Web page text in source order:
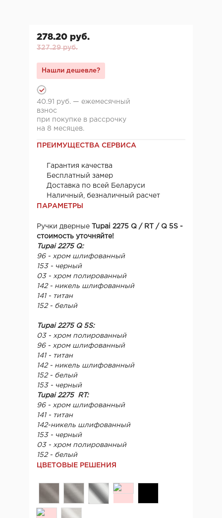
278.20 руб.
327.29 руб.
Нашли дешевле?
40.91 руб. — ежемесячный
взнос
при покупке в рассрочку
на 8 месяцев.
ПРЕИМУЩЕСТВА СЕРВИСА
Гарантия качества
Бесплатный замер
Доставка по всей Беларуси
Наличный, безналичный расчет
ПАРАМЕТРЫ
Ручки дверные
Tupai 2275 Q / RT / Q 5S -
стоимость уточняйте!
Tupai 2275 Q:
96 - хром шлифованный
153 - черный
03 - хром полированный
142 - никель шлифованный
141 - титан
152 - белый
Tupai 2275 Q 5S:
03 - хром полированный
96 - хром шлифованный
141 - титан
142 - никель шлифованный
152 - белый
153 - черный
Tupai 2275 RT:
96 - хром шлифованный
141 - титан
142-никель шлифованный
153 - черный
03 - хром полированный
152 - белый
ЦВЕТОВЫЕ РЕШЕНИЯ